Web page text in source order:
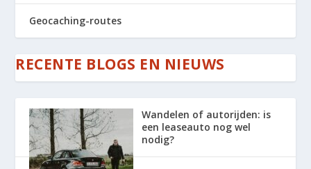
Geocaching-routes
RECENTE BLOGS EN NIEUWS
Wandelen of autorijden: is
een leaseauto nog wel
nodig?